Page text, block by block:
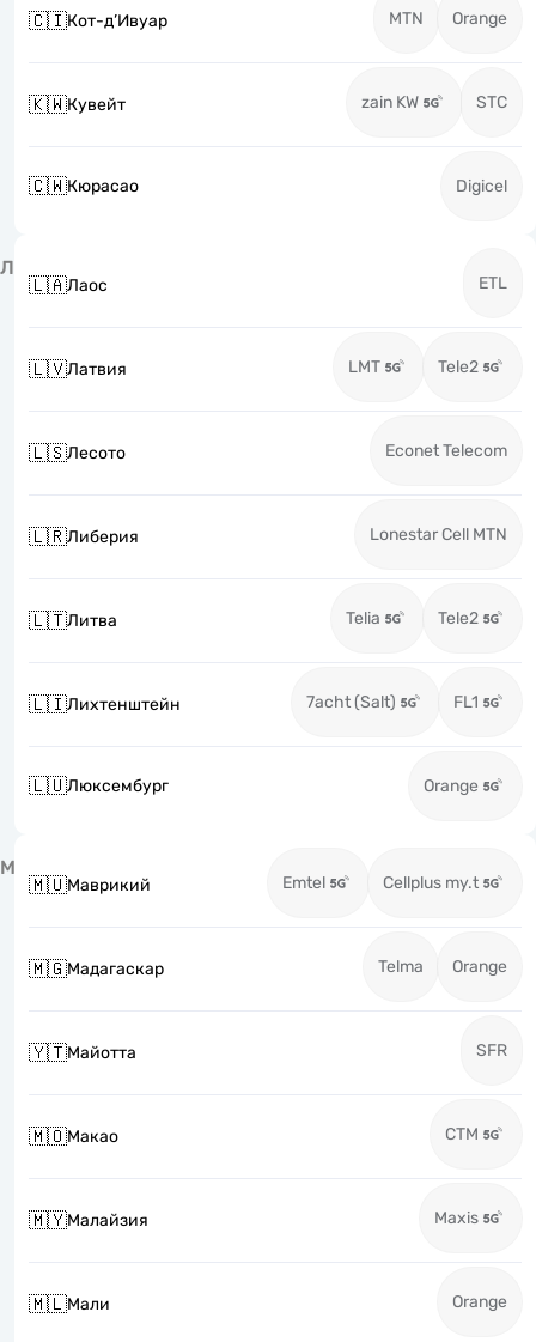
🇨🇮Кот-д’Ивуар MTN Orange
🇰🇼Кувейт zain KW STC
🇨🇼Кюрасао Digicel
Л
🇱🇦Лаос ETL
🇱🇻Латвия LMT Tele2
🇱🇸Лесото Econet Telecom
🇱🇷Либерия Lonestar Cell MTN
🇱🇹Литва Telia Tele2
🇱🇮Лихтенштейн 7acht (Salt) FL1
🇱🇺Люксембург Orange
М
🇲🇺Маврикий Emtel Cellplus my.t
🇲🇬Мадагаскар Telma Orange
🇾🇹Майотта SFR
🇲🇴Макао CTM
🇲🇾Малайзия Maxis
🇲🇱Мали Orange